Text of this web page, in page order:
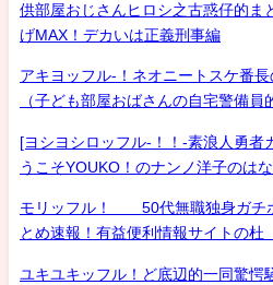
供部屋おじさんヒロシ之古惑仔的ま
げMAX！デカいは正義刑事編
アキヨッフル-！ネオニートスケ番長
（子ども部屋おばさんの自宅警備員
[ヨシヨシロッフル-！！-素浪人勇者
うこそYOUKO！のナンノ洋子のは
モリッフル！ 50代無職独身ガチ
とめ速報！有益便利情報サイトの
ユキユキッフル！ど底辺的一同驚愕